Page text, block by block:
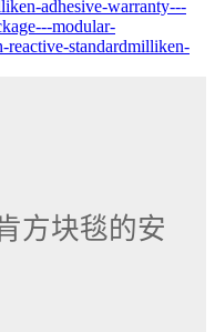
adhesive-warranty---
modular-
standardmilliken-
方块毯的安